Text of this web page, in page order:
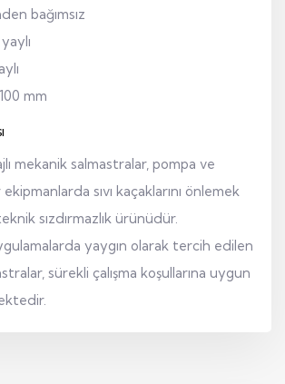
bağımsız
mm
mekanik salmastralar, pompa ve
sıvı kaçaklarını önlemek
sızdırmazlık ürünüdür.
yaygın olarak tercih edilen
sürekli çalışma koşullarına uygun